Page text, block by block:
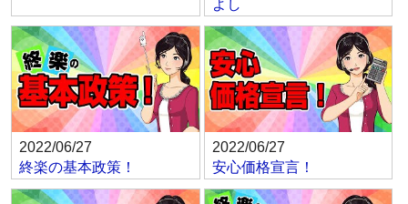
よし
2022/06/27
終楽の基本政策！
2022/06/27
安心価格宣言！